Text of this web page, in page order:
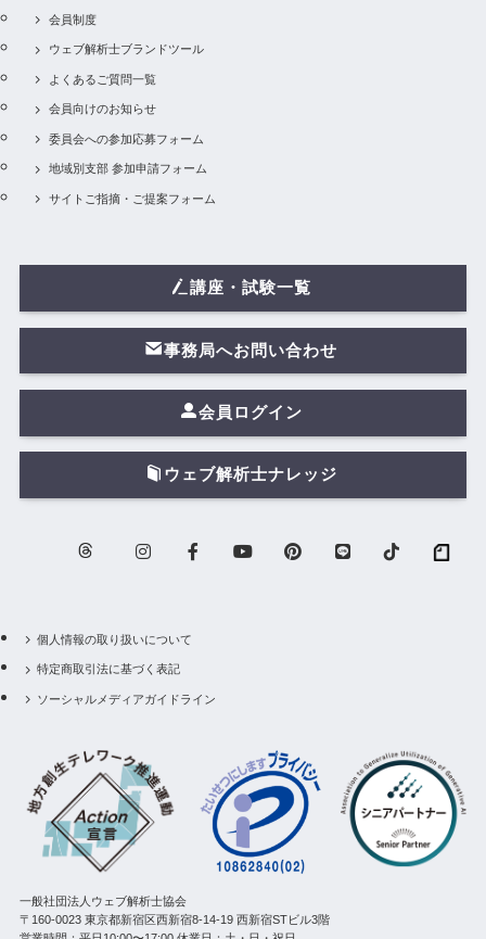
会員制度
ウェブ解析士ブランドツール
よくあるご質問一覧
会員向けのお知らせ
委員会への参加応募フォーム
地域別支部 参加申請フォーム
サイトご指摘・ご提案フォーム
講座・試験一覧
事務局へお問い合わせ
会員ログイン
ウェブ解析士ナレッジ
個人情報の取り扱いについて
特定商取引法に基づく表記
ソーシャルメディアガイドライン
一般社団法人ウェブ解析士協会
〒160-0023 東京都新宿区西新宿8-14-19 西新宿STビル3階